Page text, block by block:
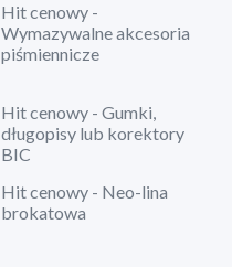
Hit cenowy -
Wymazywalne akcesoria
piśmiennicze
Hit cenowy - Gumki,
długopisy lub korektory
BIC
Hit cenowy - Neo-lina
brokatowa